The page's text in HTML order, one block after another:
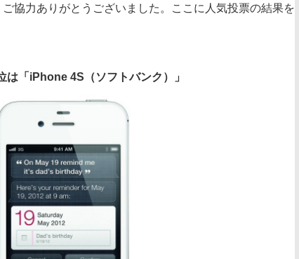
協力ありがとうございました。ここに人気投票の結果を
は「iPhone 4S（ソフトバンク）」